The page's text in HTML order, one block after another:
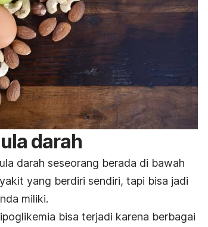
darah
darah seseorang berada di bawah
yang berdiri sendiri, tapi bisa jadi
miliki.
bisa terjadi karena berbagai